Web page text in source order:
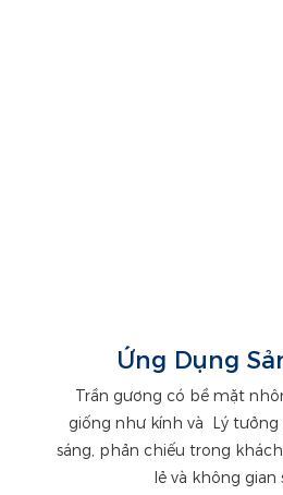
Ứng Dụng
Trần gương có bề mặt
giống như kính và Lý
sáng, phản chiếu trong
lẻ và không gian